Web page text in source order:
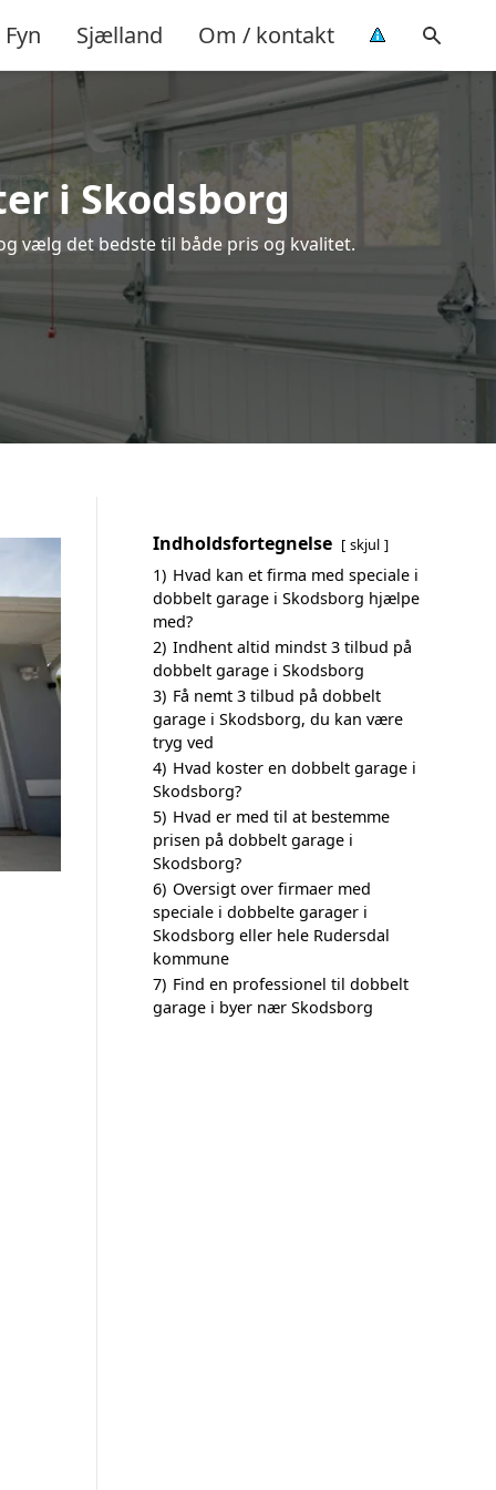
Fyn Sjælland Om / kontakt
i Skodsborg
vælg det bedste til både pris og kvalitet.
Indholdsfortegnelse skjul
1) Hvad kan et firma med speciale i
dobbelt garage i Skodsborg hjælpe
med?
2) Indhent altid mindst 3 tilbud på
dobbelt garage i Skodsborg
3) Få nemt 3 tilbud på dobbelt
garage i Skodsborg, du kan være
tryg ved
4) Hvad koster en dobbelt garage i
Skodsborg?
5) Hvad er med til at bestemme
prisen på dobbelt garage i
Skodsborg?
6) Oversigt over firmaer med
speciale i dobbelte garager i
Skodsborg eller hele Rudersdal
kommune
7) Find en professionel til dobbelt
garage i byer nær Skodsborg